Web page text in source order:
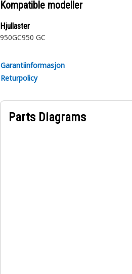
Kompatible modeller
Hjullaster
950GC950 GC
Garantiinformasjon
Returpolicy
Parts Diagrams